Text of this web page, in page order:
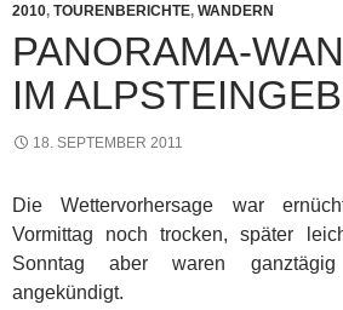
2010, TOURENBERICHTE, WANDERN
PANORAMA-
IM
18. SEPTEMBER 2011
Die Wettervorhersage war
Vormittag noch trocken, später
Sonntag aber waren
angekündigt.